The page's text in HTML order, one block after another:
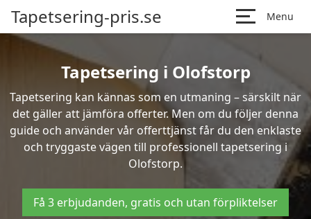
Tapetsering-pris.se Menu
Tapetsering i Olofstorp
Tapetsering kan kännas som en utmaning – särskilt när
det gäller att jämföra offerter. Men om du följer denna
guide och använder vår offerttjänst får du den enklaste
och tryggaste vägen till professionell tapetsering i
Olofstorp.
Få 3 erbjudanden, gratis och utan förpliktelser